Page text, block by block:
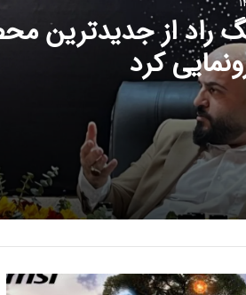
راد از جدیدترین
کرد